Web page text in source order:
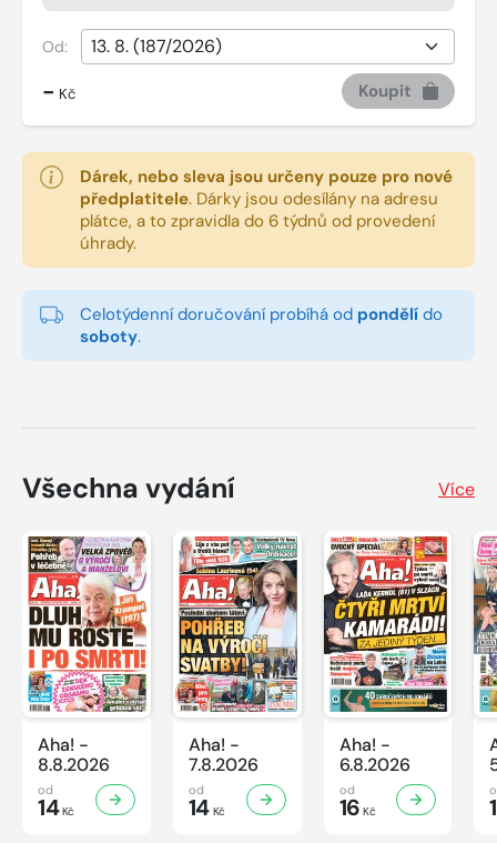
Od:
- Kč Koupit
Dárek, nebo sleva jsou určeny pouze pro nové
předplatitele. Dárky jsou odesílány na adresu
plátce, a to zpravidla do 6 týdnů od provedení
úhrady.
Celotýdenní doručování probíhá od pondělí do
soboty.
Všechna vydání Více
Aha! -
8.8.2026
od
14Kč
Aha! -
7.8.2026
od
14Kč
Aha! -
6.8.2026
od
16 Kč